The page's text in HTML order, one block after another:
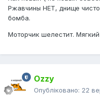
Ржавчины НЕТ, днище
бомба.
Моторчик шелестит. Мягкий
Ozzy
Опубліковано: 22